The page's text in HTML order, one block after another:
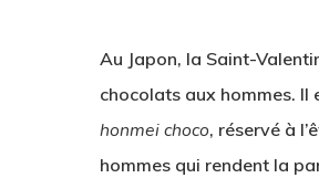
Au Japon, la Saint-
chocolats aux hommes. Il
honmei choco, réservé à
hommes qui rendent la